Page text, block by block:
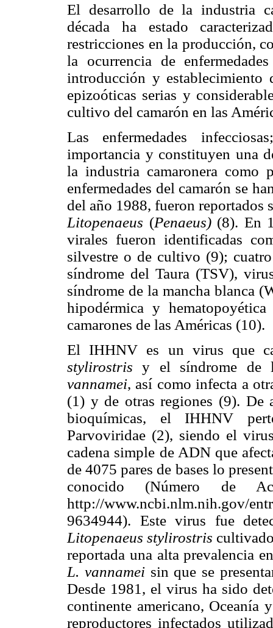
El desarrollo de la industria
década ha estado
restricciones en la producción,
la ocurrencia de
introducción y establecimiento
epizoóticas serias y
cultivo del camarón en las
Las enfermedades
importancia y constituyen una
la industria camaronera como
enfermedades del camarón se
del año 1988, fueron reportados
Litopenaeus (Penaeus) (8). En
virales fueron identificadas
silvestre o de cultivo (9);
síndrome del Taura (TSV),
síndrome de la mancha blanca
hipodérmica y
camarones de las Américas (10).
El IHHNV es un virus que
stylirostris y el síndrome de
vannamei, así como infecta a
(1) y de otras regiones (9). De
bioquímicas, el IHHNV
Parvoviridae (2), siendo el
cadena simple de ADN que
de 4075 pares de bases lo
conocido (Número de
http://www.ncbi.nlm.nih.gov/
9634944). Este virus fue
Litopenaeus stylirostris
reportada una alta prevalencia
L. vannameisin que se
Desde 1981, el virus ha sido
continente americano,
reproductores infectados